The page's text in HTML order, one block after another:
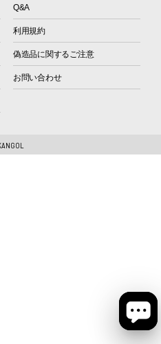
Q&A
利用規約
偽造品に関するご注意
お問い合わせ